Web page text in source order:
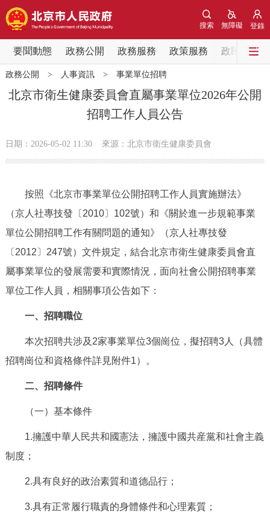
登錄
無障礙
搜索
要聞動態 政務公開 政務服務 政策服務 政民互動
要聞動態
黨中央精神 國務院資訊
會議資訊
市領導 機構職能 政策服務
政策兌現 政策解讀 回應關切
決策公開 專題公開
政務服務
個人服務 法人服務 部門服務
便民服務
仲介服務
政民互動
12345網上接訴即辦 我要諮詢
政務公開 > 人事資訊> 事業單位招聘
北京市衛生健康委員會直屬事業單位2026年公開
招聘工作人員公告
日期：2026-05-02 11:30 來源：北京市衛生健康委員會
按照《北京市事業單位公開招聘工作人員實施辦法》
（京人社專技發〔2010〕102號）和《關於進一步規範事業
單位公開招聘工作有關問題的通知》（京人社專技發
〔2012〕247號）文件規定，結合北京市衛生健康委員會直
屬事業單位的發展需要和實際情況，面向社會公開招聘事業
單位工作人員，相關事項公告如下：
一、招聘職位
本次招聘共涉及2家事業單位3個崗位，擬招聘3人（具體
招聘崗位和資格條件詳見附件1）。
二、招聘條件
（一）基本條件
1.擁護中華人民共和國憲法，擁護中國共産黨和社會主義
制度；
2.具有良好的政治素質和道德品行；
3.具有正常履行職責的身體條件和心理素質；